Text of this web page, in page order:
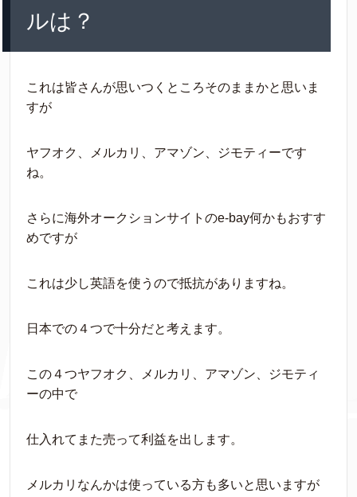
ルは？
これは皆さんが思いつくところそのままかと思いま
すが
ヤフオク、メルカリ、アマゾン、ジモティーです
ね。
さらに海外オークションサイトのe-bay何かもおすす
めですが
これは少し英語を使うので抵抗がありますね。
日本での４つで十分だと考えます。
この４つヤフオク、メルカリ、アマゾン、ジモティ
ーの中で
仕入れてまた売って利益を出します。
メルカリなんかは使っている方も多いと思いますが